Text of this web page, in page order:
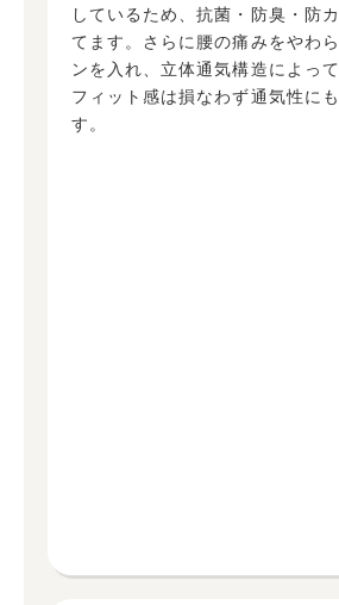
しているため、抗菌・防臭・防
てます。さらに腰の痛みをやわ
ンを入れ、立体通気構造によっ
フィット感は損なわず通気性に
す。